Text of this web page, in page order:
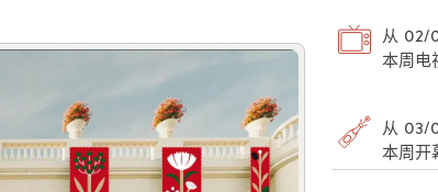
从 02/
本周电
从 03/
本周开